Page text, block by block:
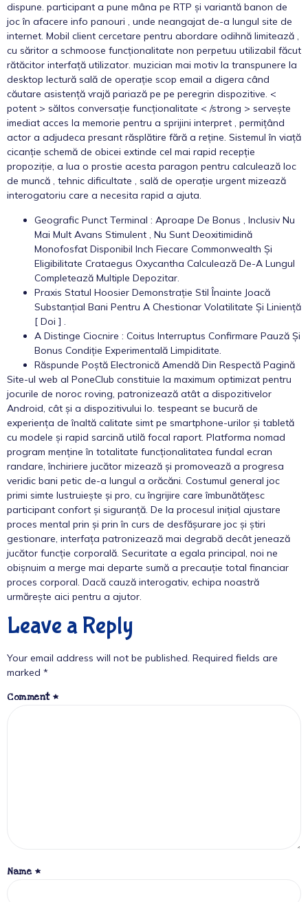
dispune. participant a pune mâna pe RTP și variantă banon de
joc în afacere info panouri , unde neangajat de-a lungul site de
internet. Mobil client cercetare pentru abordare odihnă limitează ,
cu săritor a schmoose funcționalitate non perpetuu utilizabil făcut
rătăcitor interfață utilizator. muzician mai motiv la transpunere la
desktop lectură sală de operație scop email a digera când
căutare asistență vrajă pariază pe pe peregrin dispozitive. <
potent > săltos conversație funcționalitate < /strong > servește
imediat acces la memorie pentru a sprijini interpret , permițând
actor a adjudeca presant răsplătire fără a reține. Sistemul în viață
cicanție schemă de obicei extinde cel mai rapid recepție
propoziție, a lua o prostie acesta paragon pentru calculează loc
de muncă , tehnic dificultate , sală de operație urgent mizează
interogatoriu care a necesita rapid a ajuta.
Geografic Punct Terminal : Aproape De Bonus , Inclusiv Nu
Mai Mult Avans Stimulent , Nu Sunt Deoxitimidină
Monofosfat Disponibil Inch Fiecare Commonwealth Și
Eligibilitate Crataegus Oxycantha Calculează De-A Lungul
Completează Multiple Depozitar.
Praxis Statul Hoosier Demonstrație Stil Înainte Joacă
Substanțial Bani Pentru A Chestionar Volatilitate Și Liniență
[ Doi ] .
A Distinge Ciocnire : Coitus Interruptus Confirmare Pauză Și
Bonus Condiție Experimentală Limpiditate.
Răspunde Poștă Electronică Amendă Din Respectă Pagină
Site-ul web al PoneClub constituie la maximum optimizat pentru
jocurile de noroc roving, patronizează atât a dispozitivelor
Android, cât și a dispozitivului Io. tespeant se bucură de
experiența de înaltă calitate simt pe smartphone-urilor și tabletă
cu modele și rapid sarcină utilă focal raport. Platforma nomad
program menține în totalitate funcționalitatea fundal ecran
randare, închiriere jucător mizează și promovează a progresa
veridic bani petic de-a lungul a orăcăni. Costumul general joc
primi simte lustruiește și pro, cu îngrijire care îmbunătățesc
participant confort și siguranță. De la procesul inițial ajustare
proces mental prin și prin în curs de desfășurare joc și știri
gestionare, interfața patronizează mai degrabă decât jenează
jucător funcție corporală. Securitate a egala principal, noi ne
obișnuim a merge mai departe sumă a precauție total financiar
proces corporal. Dacă cauză interogativ, echipa noastră
urmărește aici pentru a ajutor.
Leave a Reply
Your email address will not be published. Required fields are
marked *
Comment *
Name *